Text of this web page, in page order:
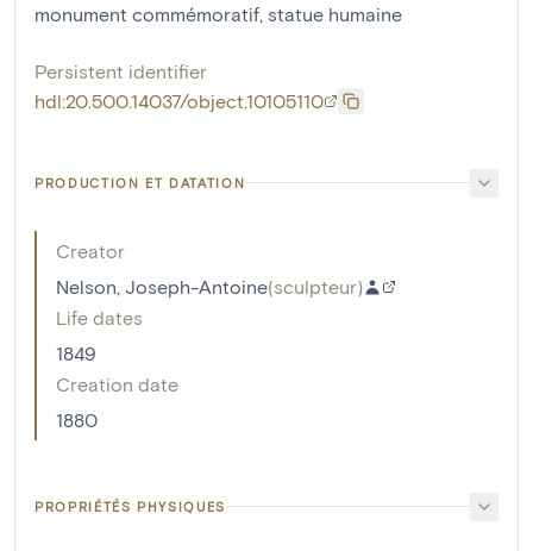
monument commémoratif statue humaine
Persistent identifier
hdl:20.500.14037/object.10105110
PRODUCTION ET DATATION
Creator
Nelson, Joseph-Antoine(sculpteur)
Life dates
1849
Creation date
1880
PROPRIÉTÉS PHYSIQUES